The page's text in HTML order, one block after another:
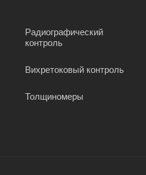
Радиографический
контроль
Вихретоковый контроль
Толщиномеры